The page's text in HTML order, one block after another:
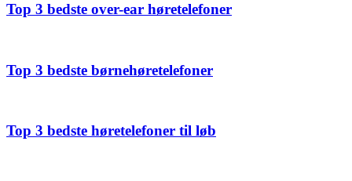
Top 3 bedste over-ear høretelefoner
Top 3 bedste børnehøretelefoner
Top 3 bedste høretelefoner til løb